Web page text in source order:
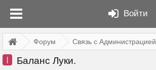
Войти
Форум Связь с Администрацией
I Баланс Луки.